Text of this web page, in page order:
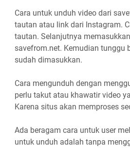
Cara untuk unduh video dari
tautan atau link dari Instagram.
tautan. Selanjutnya
savefrom.net. Kemudian tunggu
sudah dimasukkan.
Cara mengunduh dengan
perlu takut atau khawatir video
Karena situs akan memproses
Ada beragam cara untuk user
untuk unduh adalah tanpa